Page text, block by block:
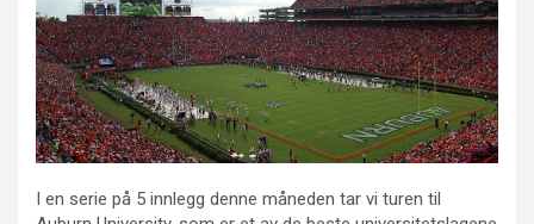
I en serie på 5 innlegg denne måneden tar vi turen til